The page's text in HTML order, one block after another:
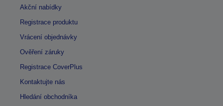
Akční nabídky
Registrace produktu
Vrácení objednávky
Ověření záruky
Registrace CoverPlus
Kontaktujte nás
Hledání obchodníka